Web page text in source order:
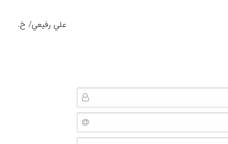
علي رفیعي/ خ.